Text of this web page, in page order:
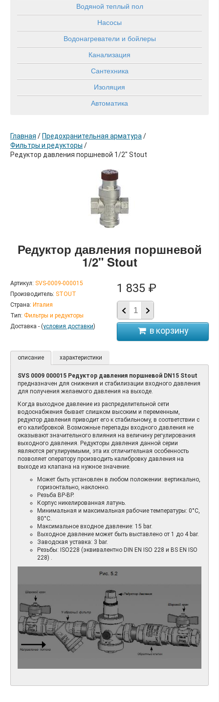
Водяной теплый пол
Насосы
Водонагреватели и бойлеры
Канализация
Сантехника
Изоляция
Автоматика
Главная / Предохранительная арматура/
Фильтры и редукторы /
Редуктор давления поршневой 1/2" Stout
Редуктор давления поршневой
1/2" Stout
Артикул: SVS-0009-000015
Производитель: STOUT
Страна: Италия
Тип: Фильтры и редукторы
Доставка - (условия доставки)
1 835 ₽
в корзину
описание характеристики
SVS 0009 000015 Редуктор давления поршневой DN15 Stout
предназначен для снижения и стабилизации входного давления
для получения желаемого давления на выходе.
Когда выходное давление из распределительной сети
водоснабжения бывает слишком высоким и переменным,
редуктор давления приводит его к стабильному, в соответствии с
его калибровкой. Возможные перепады входного давления не
оказывают значительного влияния на величину регулирования
выходного давления. Редукторы давления данной серии
являются регулируемыми, эта их отличительная особенность
позволяет оператору производить калибровку давления на
выходе из клапана на нужное значение.
Может быть установлен в любом положении: вертикально,
горизонтально, наклонно.
Резьба ВР-ВР.
Корпус никелированная латунь.
Минимальная и максимальная рабочие температуры: 0°C,
80°C.
Максимальное входное давление: 15 bar.
Выходное давление может быть выставлено от 1 до 4 bar.
Заводская уставка: 3 bar.
Резьбы: ISO228 (эквивалентно DIN EN ISO 228 и BS EN ISO
228) .